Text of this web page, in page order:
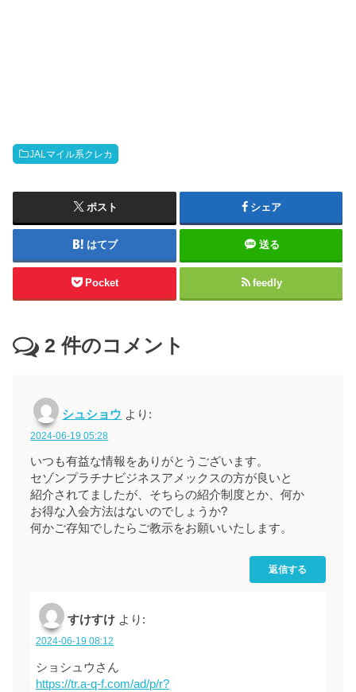
JALマイル系クレカ
ポスト シェア
はてブ 送る
Pocket feedly
2 件のコメント
シュショウ より:
2024-06-19 05:28
いつも有益な情報をありがとうございます。
セゾンプラチナビジネスアメックスの方が良いと
紹介されてましたが、そちらの紹介制度とか、何か
お得な入会方法はないのでしょうか?
何かご存知でしたらご教示をお願いいたします。
返信する
すけすけ より:
2024-06-19 08:12
ショシュウさん
https://tr.a-q-f.com/ad/p/r?